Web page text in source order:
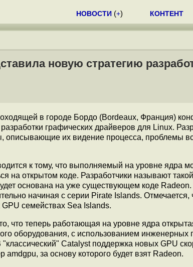
НОВОСТИ (+) КОНТЕНТ
новую стратегию
в городе Бордо (Bordeaux, Франция)
графических драйверов для Linux.
описывающие их видение процесса, проблемы
к тому, что выполняемый на уровне ядра
на открытом коде. Разработчики называют
основана на уже существующем коде Radeon.
начиная с серии Pirate Islands. Отмечается,
семействах Sea Islands.
что теперь работающая на уровне ядра
оборудования, с использованием
Catalyst поддержка новых GPU
amdgpu, за основу которого будет взят Radeon.